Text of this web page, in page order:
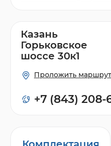
Казань
Горьковское
шоссе 30к1
Проложить маршрут
+7 (843) 208-